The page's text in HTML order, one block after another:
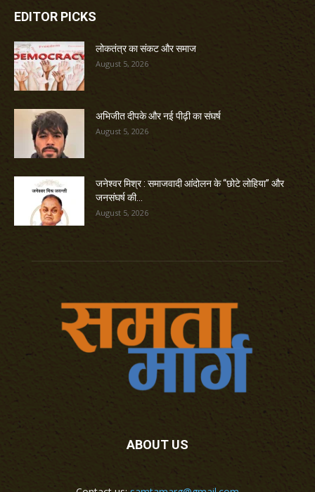
EDITOR PICKS
लोकतंत्र का संकट और समाज
August 5, 2026
अभिजीत दीपके और नई पीढ़ी का संघर्ष
August 5, 2026
जनेश्वर मिश्र : समाजवादी आंदोलन के “छोटे लोहिया” और
जनसंघर्ष की...
August 5, 2026
ABOUT US